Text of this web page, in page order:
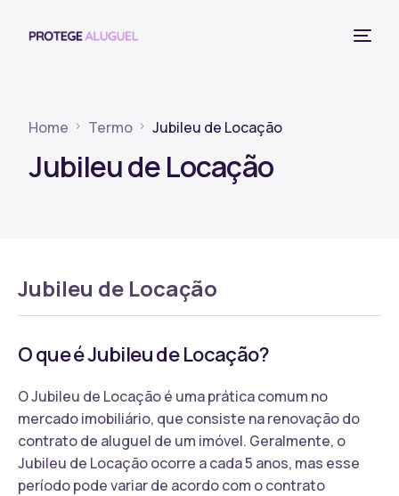
Home Termo Jubileu de Locação
Jubileu de Locação
Jubileu de Locação
O que é Jubileu de Locação?
O Jubileu de Locação é uma prática comum no
mercado imobiliário, que consiste na renovação do
contrato de aluguel de um imóvel. Geralmente, o
Jubileu de Locação ocorre a cada 5 anos, mas esse
período pode variar de acordo com o contrato